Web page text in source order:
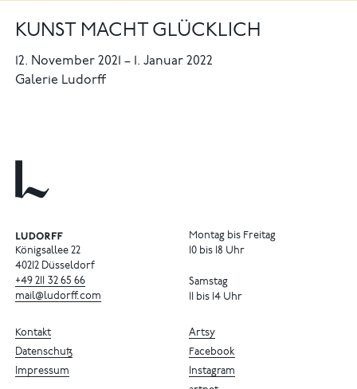
KUNST MACHT GLÜCKLICH
12. November 2021– 1. Januar 2022
Galerie Ludorff
Königsallee 22
40212 Düsseldorf
+49 211 32 65 66
mail@ludorff.com
Montag bis Freitag
10 bis 18 Uhr
Samstag
11 bis 14 Uhr
Artsy
Facebook
Instagram
Kontakt
Datenschutz
Impressum